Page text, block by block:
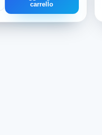
carrello